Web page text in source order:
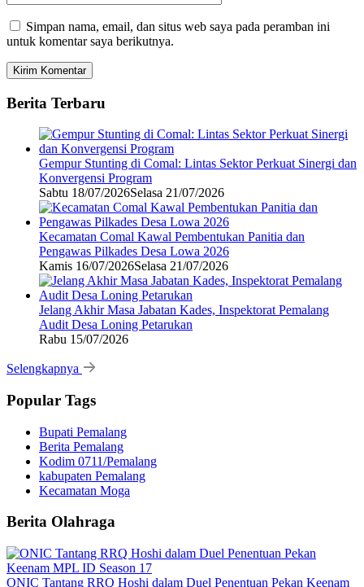
Simpan nama, email, dan situs web saya pada peramban ini
untuk komentar saya berikutnya.
Berita Terbaru
Gempur Stunting di Comal: Lintas Sektor Perkuat Sinergi dan
Konvergensi Program
Sabtu 18/07/2026Selasa 21/07/2026
Kecamatan Comal Kawal Pembentukan Panitia dan
Pengawas Pilkades Desa Lowa 2026
Kamis 16/07/2026Selasa 21/07/2026
Jelang Akhir Masa Jabatan Kades, Inspektorat Pemalang
Audit Desa Loning Petarukan
Rabu 15/07/2026
Selengkapnya
Popular Tags
Bupati Pemalang
Berita Pemalang
Kodim 0711/Pemalang
kabupaten Pemalang
Kecamatan Moga
Berita Olahraga
ONIC Tantang RRQ Hoshi dalam Duel Penentuan Pekan Keenam